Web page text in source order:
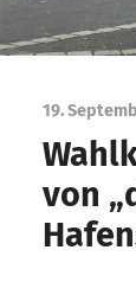
19.
von